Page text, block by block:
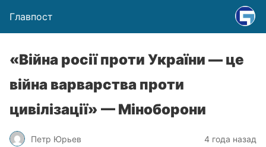
Главпост
«Війна росії проти України — це
війна варварства проти
цивілізації» — Міноборони
Петр Юрьев 4 года назад